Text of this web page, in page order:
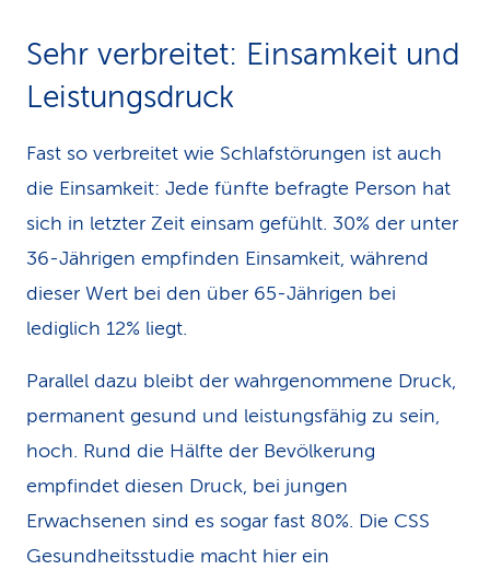
Sehr verbreitet: Einsamkeit und
Leistungsdruck
Fast so verbreitet wie Schlafstörungen ist auch
die Einsamkeit: Jede fünfte befragte Person hat
sich in letzter Zeit einsam gefühlt. 30% der unter
36-Jährigen empfinden Einsamkeit, während
dieser Wert bei den über 65-Jährigen bei
lediglich 12% liegt.
Parallel dazu bleibt der wahrgenommene Druck,
permanent gesund und leistungsfähig zu sein,
hoch. Rund die Hälfte der Bevölkerung
empfindet diesen Druck, bei jungen
Erwachsenen sind es sogar fast 80%. Die CSS
Gesundheitsstudie macht hier ein